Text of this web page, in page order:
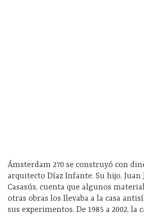
Ámsterdam 270 se construyó con
arquitecto Díaz Infante. Su hijo, Juan
Casasús, cuenta que algunos
otras obras los llevaba a la casa
sus experimentos. De 1985 a 2002, la